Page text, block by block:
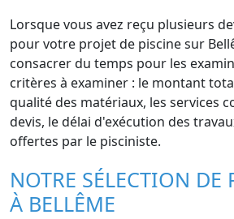
Lorsque vous avez reçu plusieurs
pour votre projet de piscine sur
consacrer du temps pour les
critères à examiner : le montant
qualité des matériaux, les services
devis, le délai d'exécution des
offertes par le pisciniste.
NOTRE SÉLECTION DE
À BELLÊME